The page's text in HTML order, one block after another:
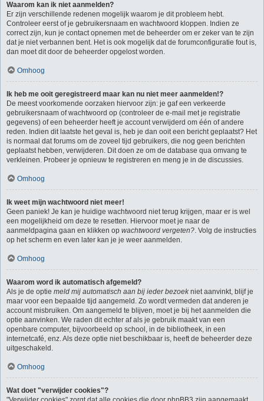
Waarom kan ik niet aanmelden?
Er zijn verschillende redenen mogelijk waarom je dit probleem hebt.
Controleer eerst of je gebruikersnaam en wachtwoord kloppen. Indien ze
correct zijn, kun je contact opnemen met de beheerder om er zeker van te zijn
dat je niet verbannen bent. Het is ook mogelijk dat de forumconfiguratie fout is,
dan moet dit door de beheerder opgelost worden.
Omhoog
Ik heb me ooit geregistreerd maar kan nu niet meer aanmelden!?
De meest voorkomende oorzaken hiervoor zijn: je gaf een verkeerde
gebruikersnaam of wachtwoord op (controleer de e-mail met je registratie
gegevens) of een beheerder heeft je account verwijderd om één of andere
reden. Indien dit laatste het geval is, heb je dan ooit een bericht geplaatst? Het
is normaal dat forums om de zoveel tijd gebruikers, die nog geen berichten
geplaatst hebben, verwijderen. Dit doen ze om de database qua omvang te
verkleinen. Probeer je opnieuw te registreren en meng je in de discussies.
Omhoog
Ik weet mijn wachtwoord niet meer!
Geen paniek! Je kan je huidige wachtwoord niet terug krijgen, maar er is wel
een mogelijkheid om deze te resetten. Hiervoor moet je naar de
aanmeldpagina gaan en klikken op wachtwoord vergeten?. Volg de instructies
op het scherm en even later kan je je weer aanmelden.
Omhoog
Waarom word ik automatisch afgemeld?
Als je de optie meld mij automatisch aan bij ieder bezoek niet aanvinkt, blijf je
maar voor een bepaalde tijd aangemeld. Zo wordt vermeden dat anderen je
account misbruiken. Om aangemeld te blijven, moet je bij het aanmelden die
optie aanvinken. We raden dit echter af als je gebruik maakt van een
openbare computer, bijvoorbeeld op school, in de bibliotheek, in een
internetcafé, enz. Als deze optie niet beschikbaar is, heeft de beheerder deze
uitgeschakeld.
Omhoog
Wat doet "verwijder cookies"?